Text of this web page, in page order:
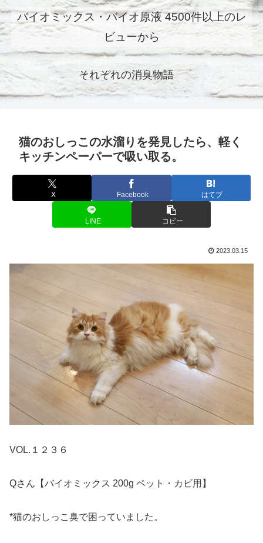
バイオミックス・バイオ原液 4500件以上のレ
ビューから
それぞれの消臭物語
猫のおしっこの水溜りを発見したら、軽く
キッチンペーパーで吸い取る。
X Facebook はてブ
LINE コピー
2023.03.15
VOL.１２３６
Qさん【バイオミックス 200g ペット・カビ用】
*猫のおしっこ臭で困っていました。